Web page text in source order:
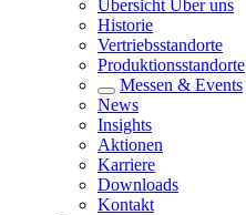
Übersicht Über uns
Historie
Vertriebsstandorte
Produktionsstandorte
Messen & Events
News
Insights
Aktionen
Karriere
Downloads
Kontakt